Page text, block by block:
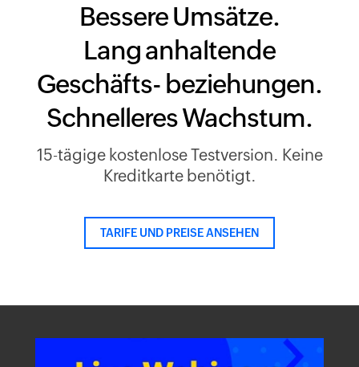
Bessere Umsätze.
Lang anhaltende
Geschäfts- beziehungen.
Schnelleres Wachstum.
15-tägige kostenlose Testversion. Keine
Kreditkarte benötigt.
TARIFE UND PREISE ANSEHEN